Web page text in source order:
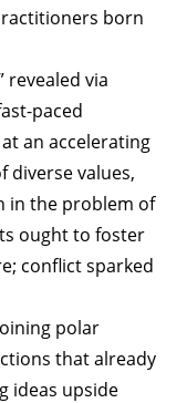
born
revealed via
paced
an accelerating
diverse values,
in the problem of
ought to foster
conflict sparked
polar
that already
ideas upside